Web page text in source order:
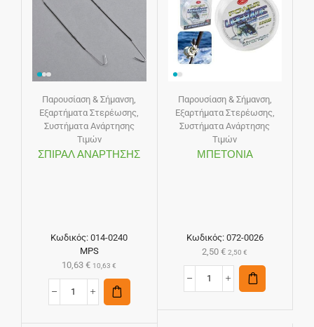
Παρουσίαση & Σήμανση,
Εξαρτήματα Στερέωσης,
Συστήματα Ανάρτησης
Τιμών
ΣΠΙΡΑΛ ΑΝΑΡΤΗΣΗΣ
Κωδικός:014-0240
MPS
10,63€ 10,63€
Παρουσίαση & Σήμανση,
Εξαρτήματα Στερέωσης,
Συστήματα Ανάρτησης
Τιμών
ΜΠΕΤΟΝΙΑ
Κωδικός: 072-0026
2,50€ 2,50€